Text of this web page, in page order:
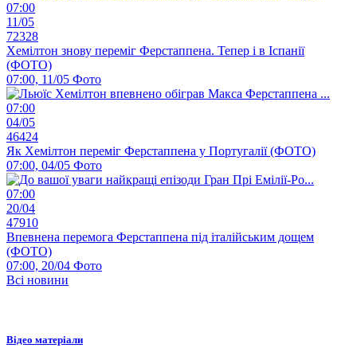
07:00
11/05
72328
Хемілтон знову переміг Ферстаппена. Тепер і в Іспанії
(ФОТО)
07:00, 11/05 Фото
07:00
04/05
46424
Як Хемілтон переміг Ферстаппена у Португалії (ФОТО)
07:00, 04/05 Фото
07:00
20/04
47910
Впевнена перемога Ферстаппена під італійським дощем
(ФОТО)
07:00, 20/04 Фото
Всі новини
Відео матеріали